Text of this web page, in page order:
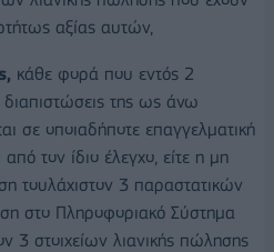
αξίας αυτών,
κάθε φορά που εντός 2
της ως άνω
σε οποιαδήποτε επαγγελματική
τον ίδιο έλεγχο, είτε η μη
τουλάχιστον 3 παραστατικών
στο Πληροφοριακό Σύστημα
3 στοιχείων λιανικής πώλησης